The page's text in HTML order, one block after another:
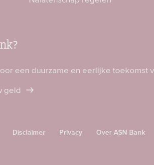
een duurzame en eerlijke toekomst
geld
Disclaimer Privacy Over ASN Bank